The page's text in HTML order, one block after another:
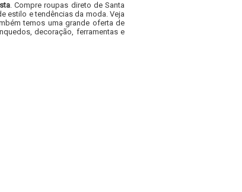
. Compre roupas direto de Santa
estilo e tendências da moda. Veja
temos uma grande oferta de
decoração, ferramentas e